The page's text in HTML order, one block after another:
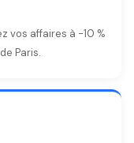
vos affaires à -10 %
Paris.